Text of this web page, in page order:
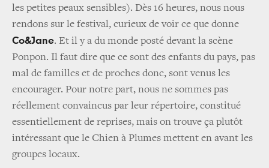
les petites peaux sensibles). Dès 16 heures, nous nous
rendons sur le festival, curieux de voir ce que donne
Co&Jane. Et il y a du monde posté devant la scène
Ponpon. Il faut dire que ce sont des enfants du pays, pas
mal de familles et de proches donc, sont venus les
encourager. Pour notre part, nous ne sommes pas
réellement convaincus par leur répertoire, constitué
essentiellement de reprises, mais on trouve ça plutôt
intéressant que le Chien à Plumes mettent en avant les
groupes locaux.